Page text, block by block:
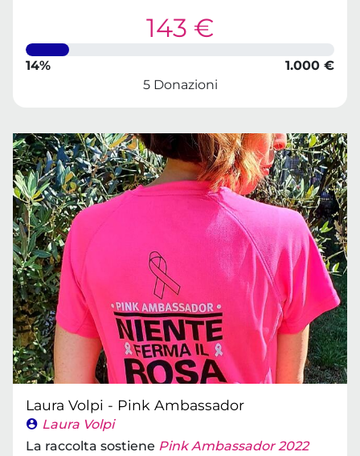
143 €
14%
1.000 €
5 Donazioni
Laura Volpi - Pink Ambassador
Laura Volpi
La raccolta sostiene Pink Ambassador 2022